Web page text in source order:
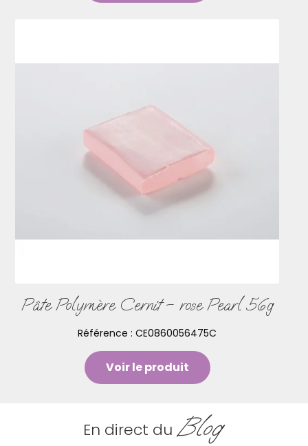
Pâte Polymère Cernit – rose Pearl 56g
Référence : CE0860056475C
Voir le produit
En direct du Blog